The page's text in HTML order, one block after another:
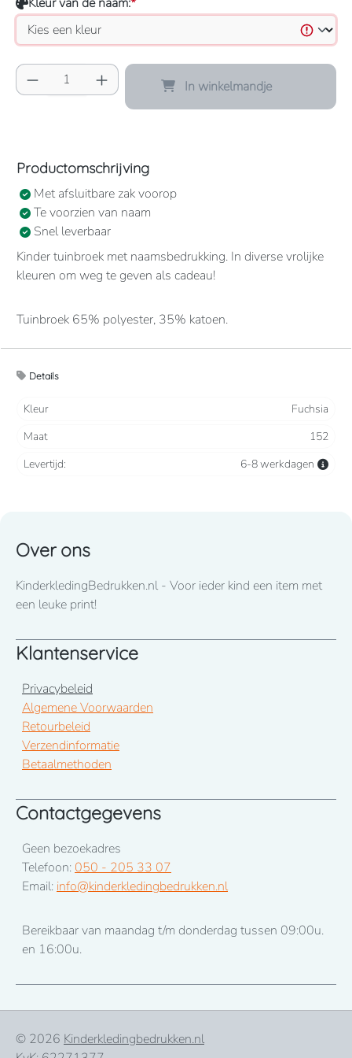
Producthoeveelheid: Voer de gewenste
In winkelmandje
Productomschrijving
Met afsluitbare zak voorop
Te voorzien van naam
Snel leverbaar
Kinder tuinbroek met naamsbedrukking. In diverse vrolijke
kleuren om weg te geven als cadeau!
Tuinbroek 65% polyester, 35% katoen.
Verkrijgbaar vanaf maat 86 t/m 164
Wij drukken standaard met lettertype CooperBlack
Details
Kleur
Fuchsia
Maat
152
Levertijd:
6-8 werkdagen
Over ons
KinderkledingBedrukken.nl - Voor ieder kind een item met
een leuke print!
Klantenservice
Privacybeleid
Algemene Voorwaarden
Retourbeleid
Verzendinformatie
Betaalmethoden
Contactgegevens
Geen bezoekadres
Telefoon: 050 - 205 33 07
Email: info@kinderkledingbedrukken.nl
Bereikbaar van maandag t/m donderdag tussen 09:00u.
en 16:00u.
© 2026 Kinderkledingbedrukken.nl